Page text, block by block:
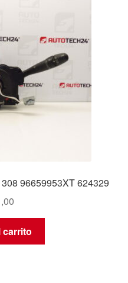
96659953XT 624329
carrito